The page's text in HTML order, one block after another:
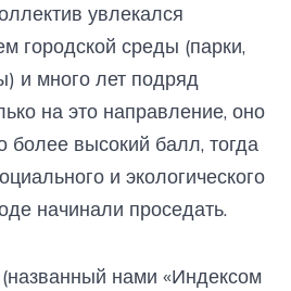
увлекался
городской среды (парки,
и много лет подряд
на это направление, оно
более высокий балл, тогда
и экологического
начинали проседать.
нами «Индексом